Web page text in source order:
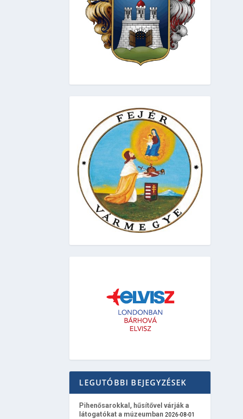
LEGUTÓBBI BEJEGYZÉSEK
Pihenősarokkal, hűsítővel várják a
látogatókat a múzeumban 2026-08-01